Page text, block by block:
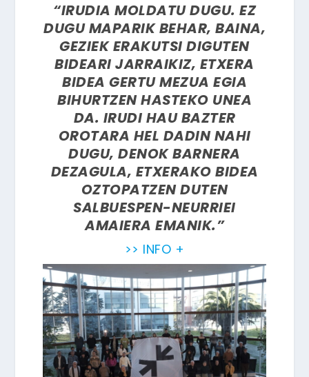
“IRUDIA MOLDATU DUGU. EZ
DUGU MAPARIK BEHAR, BAINA,
GEZIEK ERAKUTSI DIGUTEN
BIDEARI JARRAIKIZ, ETXERA
BIDEA GERTU MEZUA EGIA
BIHURTZEN HASTEKO UNEA
DA. IRUDI HAU BAZTER
OROTARA HEL DADIN NAHI
DUGU, DENOK BARNERA
DEZAGULA, ETXERAKO BIDEA
OZTOPATZEN DUTEN
SALBUESPEN-NEURRIEI
AMAIERA EMANIK.”
>> INFO +